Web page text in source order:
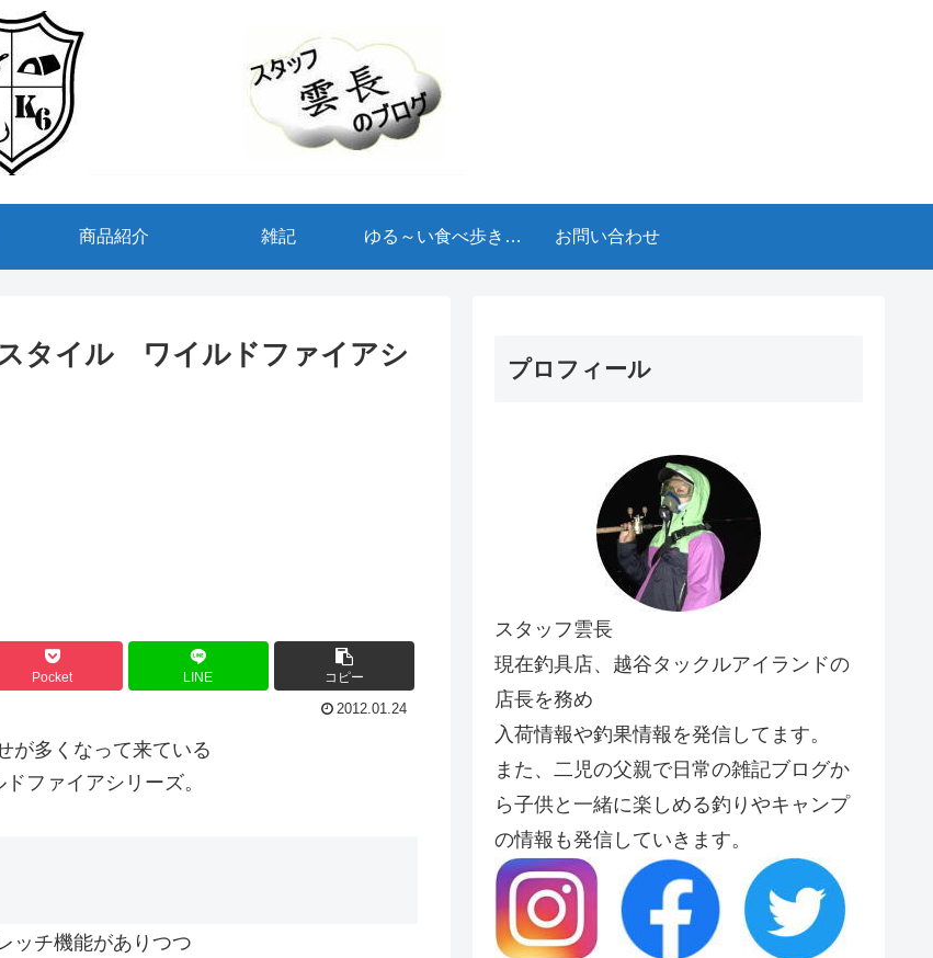
商品紹介 雑記 ゆる～い食べ歩きブ お問い合わせ
タイル ワイルドファイアシ
Pocket LINE コピー
2012.01.24
が多くなって来ている
ファイアシリーズ。
ッチ機能がありつつ
プロフィール
スタッフ雲長
現在釣具店、越谷タックルアイランドの
店長を務め
入荷情報や釣果情報を発信してます。
また、二児の父親で日常の雑記ブログか
ら子供と一緒に楽しめる釣りやキャンプ
の情報も発信していきます。